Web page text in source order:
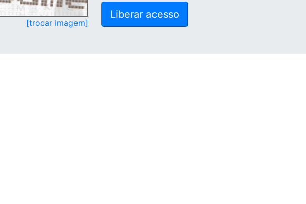
[trocar imagem]